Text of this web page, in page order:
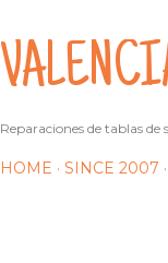
Reparaciones de tablas
HOME SINCE 2007